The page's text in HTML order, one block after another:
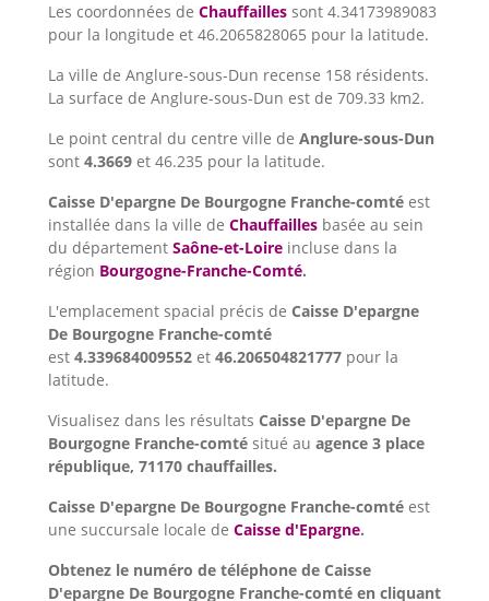
Les coordonnées de Chauffailles sont 4.34173989083
pour la longitude et 46.2065828065 pour la latitude.
La ville de Anglure-sous-Dun recense 158 résidents.
La surface de Anglure-sous-Dun est de 709.33 km2.
Le point central du centre ville de Anglure-sous-Dun
sont 4.3669 et 46.235 pour la latitude.
Caisse D'epargne De Bourgogne Franche-comté est
installée dans la ville de Chauffailles basée au sein
du département Saône-et-Loire incluse dans la
région Bourgogne-Franche-Comté.
L'emplacement spacial précis de Caisse D'epargne
De Bourgogne Franche-comté
est 4.339684009552 et 46.206504821777 pour la
latitude.
Visualisez dans les résultats Caisse D'epargne De
Bourgogne Franche-comté situé au agence 3 place
république, 71170 chauffailles.
Caisse D'epargne De Bourgogne Franche-comté est
une succursale locale de Caisse d'Epargne.
Obtenez le numéro de téléphone de Caisse
D'epargne De Bourgogne Franche-comté en cliquant